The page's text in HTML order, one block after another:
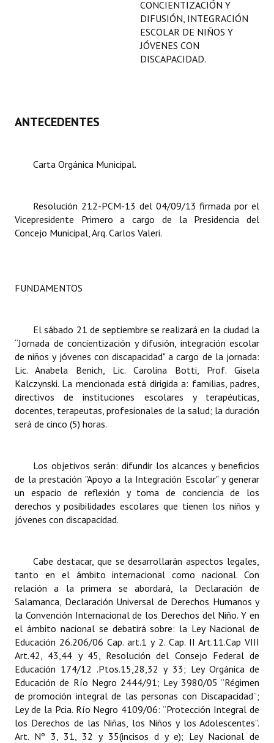
DOCUMENTOS
Proyectos Presentados
Dictámenes Asesoría Letrada
Informes de Unidad Coordinadora
Actas de Audiencias Públicas
NORMATIVA
Comunicaciones
Declaraciones
Resoluciones de Presidencia
INSTITUCIONAL
Antiguos Pobladores
Registros y Distinciones
Datos Históricos
Premio al Mérito - Registro
Audiencias Públicas - Registro
Mujeres que Dejaron Huellas - Registro
Periodistas Decanos - Registro
Ciudadano Ilustre - Registro
CONCIENTIZACIÓN Y
DIFUSIÓN, INTEGRACIÓN
ESCOLAR DE NIÑOS Y
JÓVENES CON
DISCAPACIDAD.
ANTECEDENTES
Carta Orgánica Municipal.
Resolución 212-PCM-13 del 04/09/13 firmada por el
Vicepresidente Primero a cargo de la Presidencia del
Concejo Municipal, Arq. Carlos Valeri.
FUNDAMENTOS
El sábado 21 de septiembre se realizará en la ciudad la
“Jornada de concientización y difusión, integración escolar
de niños y jóvenes con discapacidad" a cargo de la jornada:
Lic. Anabela Benich, Lic. Carolina Botti, Prof. Gisela
Kalczynski. La mencionada está dirigida a: familias, padres,
directivos de instituciones escolares y terapéuticas,
docentes, terapeutas, profesionales de la salud; la duración
será de cinco (5) horas.
Los objetivos serán: difundir los alcances y beneficios
de la prestación "Apoyo a la Integración Escolar" y generar
un espacio de reflexión y toma de conciencia de los
derechos y posibilidades escolares que tienen los niños y
jóvenes con discapacidad.
Cabe destacar, que se desarrollarán aspectos legales,
tanto en el ámbito internacional como nacional. Con
relación a la primera se abordará, la Declaración de
Salamanca, Declaración Universal de Derechos Humanos y
la Convención Internacional de los Derechos del Niño. Y en
el ámbito nacional se debatirá sobre: la Ley Nacional de
Educación 26.206/06 Cap. art.1 y 2. Cap. II Art.11.Cap VIII
Art.42, 43,44 y 45, Resolución del Consejo Federal de
Educación 174/12 .Ptos.15,28,32 y 33; Ley Orgánica de
Educación de Río Negro 2444/91; Ley 3980/05 “Régimen
de promoción integral de las personas con Discapacidad”;
Ley de la Pcia. Río Negro 4109/06: “Protección Integral de
los Derechos de las Niñas, los Niños y los Adolescentes”.
Art. Nº 3, 31, 32 y 35(incisos d y e); Ley Nacional de